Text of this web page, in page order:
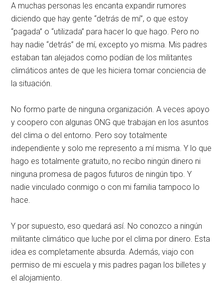
A muchas personas les encanta expandir rumores
diciendo que hay gente “detrás de mí”, o que estoy
“pagada” o “utilizada” para hacer lo que hago. Pero no
hay nadie “detrás” de mí, excepto yo misma. Mis padres
estaban tan alejados como podían de los militantes
climáticos antes de que les hiciera tomar conciencia de
la situación.
No formo parte de ninguna organización. A veces apoyo
y coopero con algunas ONG que trabajan en los asuntos
del clima o del entorno. Pero soy totalmente
independiente y solo me represento a mí misma. Y lo que
hago es totalmente gratuito, no recibo ningún dinero ni
ninguna promesa de pagos futuros de ningún tipo. Y
nadie vinculado conmigo o con mi familia tampoco lo
hace.
Y por supuesto, eso quedará así. No conozco a ningún
militante climático que luche por el clima por dinero. Esta
idea es completamente absurda. Además, viajo con
permiso de mi escuela y mis padres pagan los billetes y
el alojamiento.